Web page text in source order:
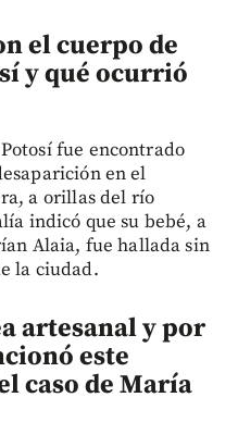
el cuerpo de
y qué ocurrió
fue encontrado
en el
a orillas del río
indicó que su bebé, a
Alaia, fue hallada sin
la ciudad.
artesanal y por
este
caso de María